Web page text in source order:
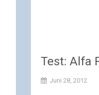
Test: Alfa
Juni 28, 2012